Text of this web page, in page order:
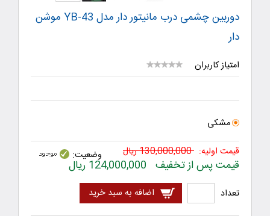
دوربین چشمى درب مانیتور دار مدل YB-43 موشن
دار
امتیاز کاربران
مشکی
وضعیت: قیمت اولیه: 130,000,000ریال
قیمت پس از تخفیف 124,000,000 ریال
اضافه به سبد خرید تعداد